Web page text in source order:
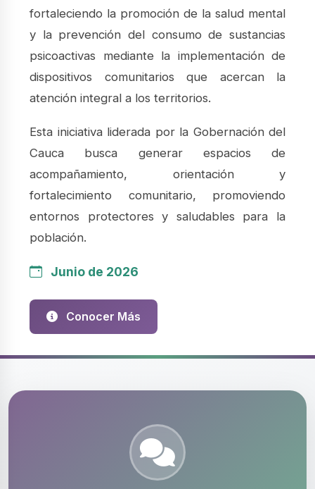
fortaleciendo la promoción de la salud mental
y la prevención del consumo de sustancias
psicoactivas mediante la implementación de
dispositivos comunitarios que acercan la
atención integral a los territorios.
Esta iniciativa liderada por la Gobernación del
Cauca busca generar espacios de
acompañamiento, orientación y
fortalecimiento comunitario, promoviendo
entornos protectores y saludables para la
población.
Junio de 2026
Conocer Más